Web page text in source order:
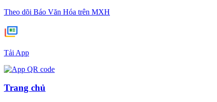
Theo dõi Báo Văn Hóa trên MXH
Tải App
Trang chủ